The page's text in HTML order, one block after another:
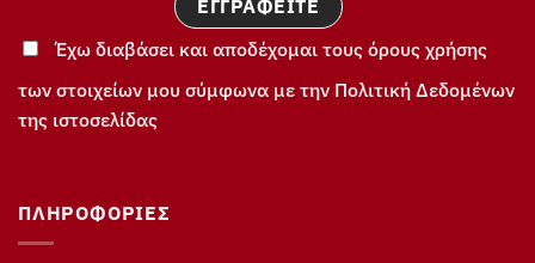
Έχω διαβάσει και αποδέχομαι τους όρους χρήσης
των στοιχείων μου σύμφωνα με την Πολιτική Δεδομένων
της ιστοσελίδας
ΠΛΗΡΟΦΟΡΊΕΣ